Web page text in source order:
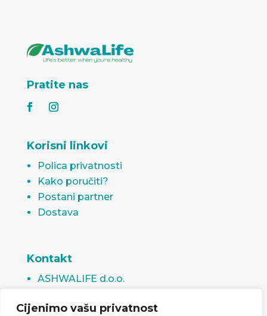
Cijenimo vašu privatnost
Pratite nas
Korisni linkovi
Polica privatnosti
Kako poručiti?
Postani partner
Dostava
Kontakt
ASHWALIFE d.o.o.
Bosna i Hercegovina